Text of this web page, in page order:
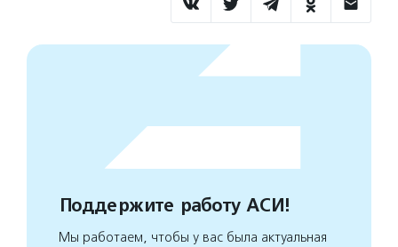
Поддержите работу АСИ!
Мы работаем, чтобы у вас была актуальная